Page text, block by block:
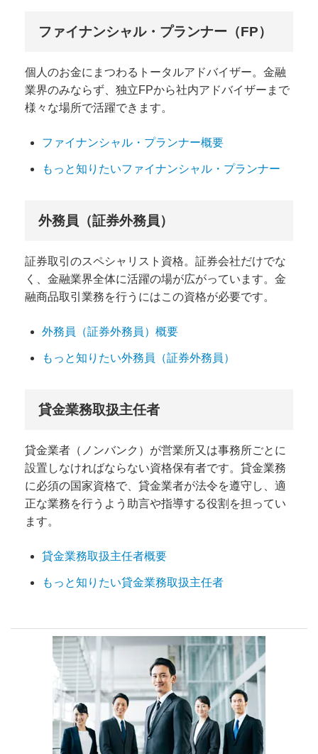
ファイナンシャル・プランナー（FP）
個人のお金にまつわるトータルアドバイザー。金融
業界のみならず、独立FPから社内アドバイザーまで
様々な場所で活躍できます。
ファイナンシャル・プランナー概要
もっと知りたいファイナンシャル・プランナー
外務員（証券外務員）
証券取引のスペシャリスト資格。証券会社だけでな
く、金融業界全体に活躍の場が広がっています。金
融商品取引業務を行うにはこの資格が必要です。
外務員（証券外務員）概要
もっと知りたい外務員（証券外務員）
貸金業務取扱主任者
貸金業者（ノンバンク）が営業所又は事務所ごとに
設置しなければならない資格保有者です。貸金業務
に必須の国家資格で、貸金業者が法令を遵守し、適
正な業務を行うよう助言や指導する役割を担ってい
ます。
貸金業務取扱主任者概要
もっと知りたい貸金業務取扱主任者